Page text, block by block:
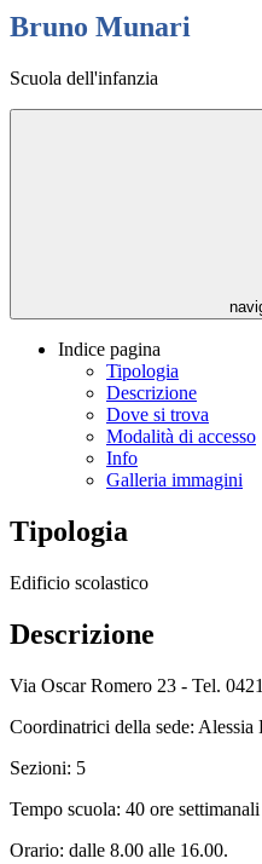
Bruno Munari
Scuola dell'infanzia
Indice pagina
Tipologia
Descrizione
Dove si trova
Modalità di accesso
Info
Galleria immagini
Tipologia
Edificio scolastico
Descrizione
Via Oscar Romero 23 - Tel.
Coordinatrici della sede: Alessia
Sezioni: 5
Tempo scuola: 40 ore
Orario: dalle 8.00 alle 16.00.